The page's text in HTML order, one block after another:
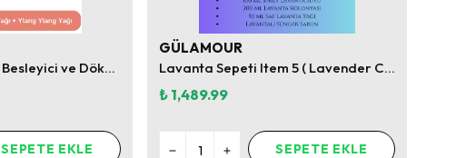
Kaş Kirpik Serumu Besleyici ve Dökülme Önleyici
SEPETE EKLE
GÜLAMOUR
Lavanta Sepeti Item 5 ( Lavender Calm Ritual Set )
₺ 1,489.99
SEPETE EKLE